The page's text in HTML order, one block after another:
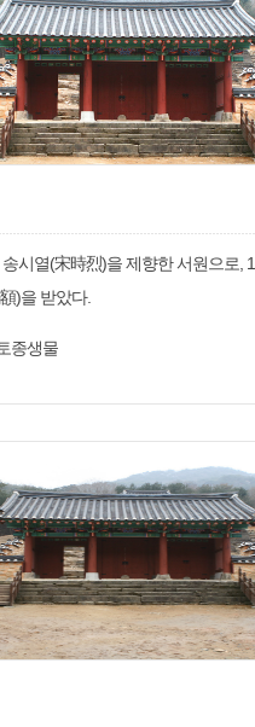
시열(宋時烈)을 제향한 서원으로,
)을 받았다.
종생물